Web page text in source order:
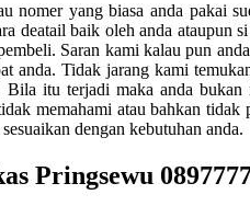
nomer yang biasa anda pakai
deatail baik oleh anda
Saran kami kalau pun
Tidak jarang kami
itu terjadi maka anda
memahami atau bahkan
dengan kebutuhan anda.
Pringsewu